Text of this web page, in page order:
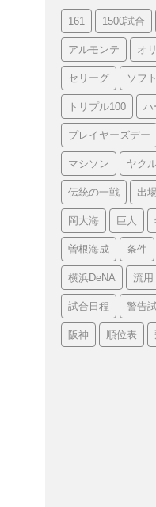
161 1500試合
アルモンテ オ
セリーグ ソフ
トリプル100 ハ
プレイヤーズデー
マシソン ヤク
伝統の一戦 出場
岡大海 巨人
曽根海成 条件
横浜DeNA 流用
試合日程 警告
阪神 順位表